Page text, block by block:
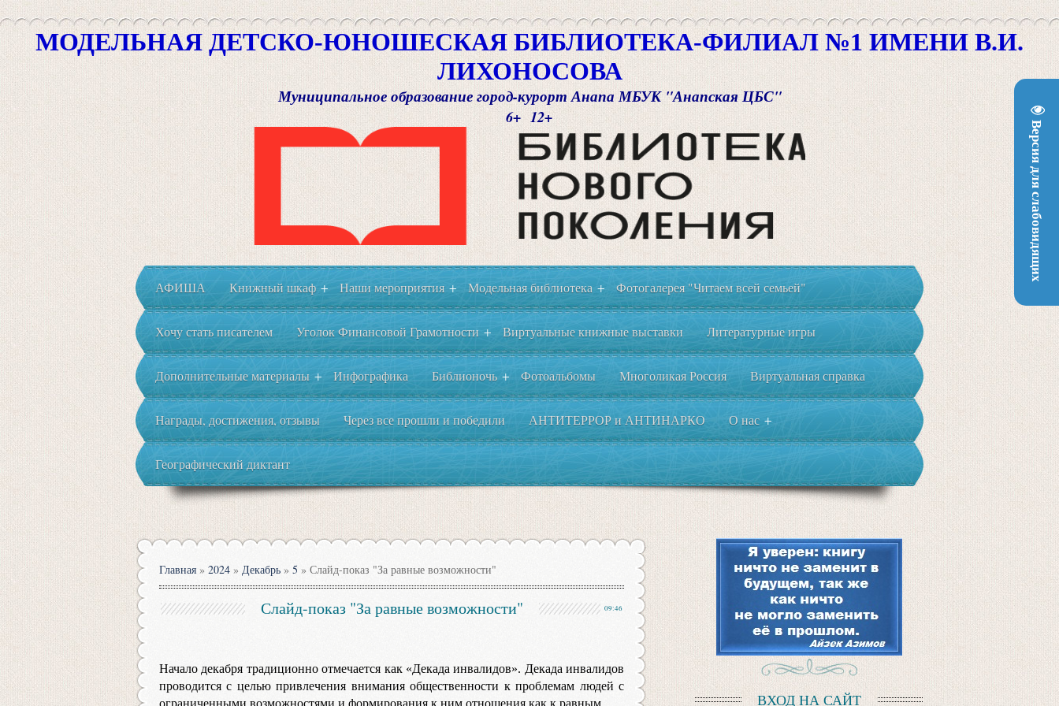
Версия для слабовидящих
МОДЕЛЬНАЯ ДЕТСКО-ЮНОШЕСКАЯ БИБЛИОТЕКА-ФИЛИАЛ №1 ИМЕНИ В.И.
ЛИХОНОСОВА
Муниципальное образование город-курорт Анапа МБУК "Анапская ЦБС"
6+ 12+
АФИША Книжный шкаф + Наши мероприятия + Модельная библиотека + Фотогалерея "Читаем всей семьей"
Хочу стать писателем Уголок Финансовой Грамотности + Виртуальные книжные выставки Литературные игры
Дополнительные материалы + Инфографика Библионочь + Фотоальбомы Многоликая Россия Виртуальная справка
Награды, достижения, отзывы Через все прошли и победили АНТИТЕРРОР и АНТИНАРКО О нас +
Географический диктант
Главная » 2024 » Декабрь » 5 » Слайд-показ "За равные возможности"
09:46
Слайд-показ "За равные возможности"
Начало декабря традиционно отмечается как «Декада инвалидов». Декада инвалидов
проводится с целью привлечения внимания общественности к проблемам людей с
ограниченными возможностями и формирования к ним отношения как к равным.
ВХОД НА САЙТ